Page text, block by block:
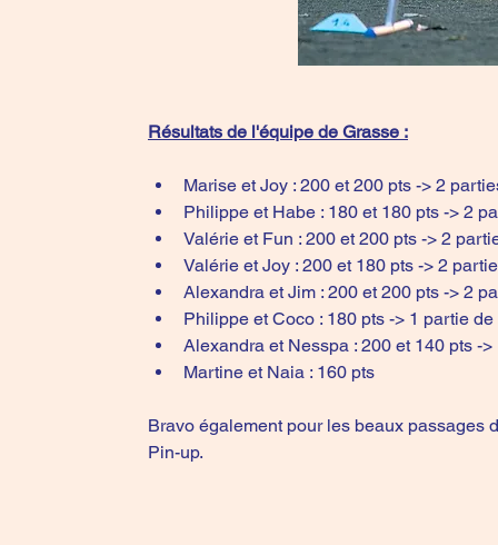
Résultats de l'équipe de Grasse :
Marise et Joy : 200 et 200 pts -> 2
Philippe et Habe : 180 et 180 pts -> 2
Valérie et Fun : 200 et 200 pts -> 2
Valérie et Joy : 200 et 180 pts -> 2
Alexandra et Jim : 200 et 200 pts -> 2
Philippe et Coco : 180 pts -> 1 partie de
Alexandra et Nesspa : 200 et 140 pts -
Martine et Naia : 160 pts
Bravo également pour les beaux passages
Pin-up.